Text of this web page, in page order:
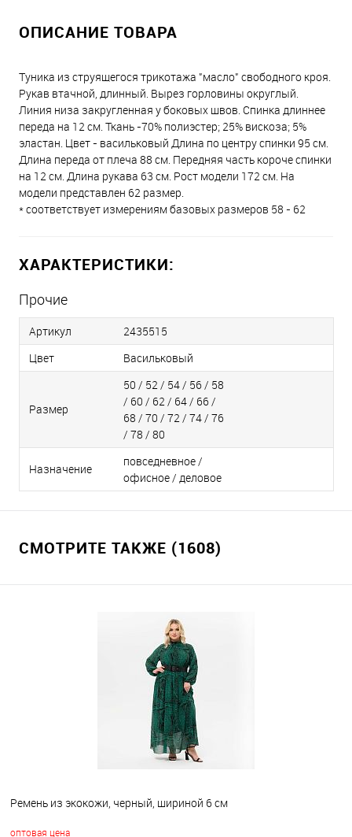
ОПИСАНИЕ ТОВАРА
Туника из струящегося трикотажа "масло" свободного кроя.
Рукав втачной, длинный. Вырез горловины округлый.
Линия низа закругленная у боковых швов. Спинка длиннее
переда на 12 см. Ткань -70% полиэстер; 25% вискоза; 5%
эластан. Цвет - васильковый Длина по центру спинки 95 см.
Длина переда от плеча 88 см. Передняя часть короче спинки
на 12 см. Длина рукава 63 см. Рост модели 172 см. На
модели представлен 62 размер.
* соответствует измерениям базовых размеров 58 - 62
ХАРАКТЕРИСТИКИ:
Прочие
Артикул
2435515
Цвет
Васильковый
Размер
50 / 52 / 54 / 56 / 58
/ 60 / 62 / 64 / 66 /
68 / 70 / 72 / 74 / 76
/ 78 / 80
Назначение
повседневное /
офисное / деловое
СМОТРИТЕ ТАКЖЕ (1608)
Ремень из экокожи, черный, шириной 6 см
оптовая цена